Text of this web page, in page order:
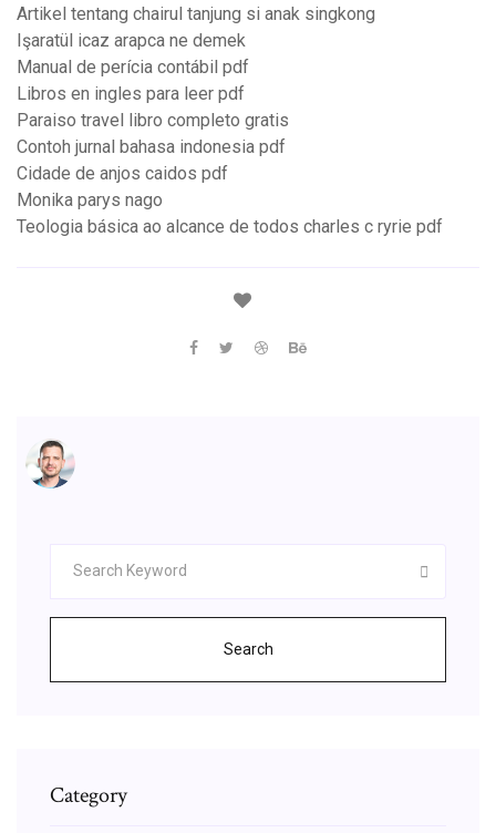
Artikel tentang chairul tanjung si anak singkong
Işaratül icaz arapca ne demek
Manual de perícia contábil pdf
Libros en ingles para leer pdf
Paraiso travel libro completo gratis
Contoh jurnal bahasa indonesia pdf
Cidade de anjos caidos pdf
Monika parys nago
Teologia básica ao alcance de todos charles c ryrie pdf
Search
Category